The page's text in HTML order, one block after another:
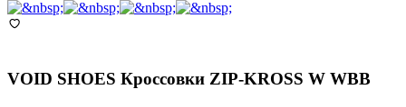
VOID SHOES Кроссовки ZIP-KROSS W WBB